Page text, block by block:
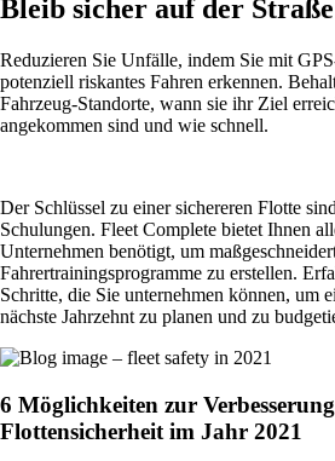
Bleib sicher auf der Straße
Reduzieren Sie Unfälle, indem Sie mit
potenziell riskantes Fahren erkennen.
Fahrzeug-Standorte, wann sie ihr Ziel
angekommen sind und wie schnell.
Der Schlüssel zu einer sichereren Flotte
Schulungen. Fleet Complete bietet Ihnen
Unternehmen benötigt, um
Fahrertrainingsprogramme zu erstellen.
Schritte, die Sie unternehmen können, um
nächste Jahrzehnt zu planen und zu
6 Möglichkeiten zur
Flottensicherheit im Jahr 2021